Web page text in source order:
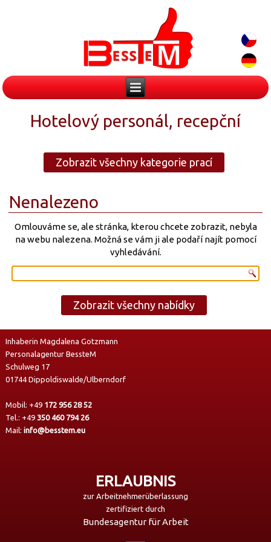
Hotelový personál, recepční
Zobrazit všechny kategorie prací
Nenalezeno
Omlouváme se, ale stránka, kterou chcete zobrazit, nebyla
na webu nalezena. Možná se vám ji ale podaří najít pomocí
vyhledávání.
Zobrazit všechny nabídky
Inhaberin Magdalena Gotzmann
Personalagentur BessteM
Schulweg 17
01744 Dippoldiswalde/Ulberndorf
Mobil: +49 172 956 28 52
Tel.: +49 350 460 794 26
Mail: info@besstem.eu
ERLAUBNIS
zur Arbeitnehmerüberlassung
zertifiziert durch
Bundesagentur für Arbeit